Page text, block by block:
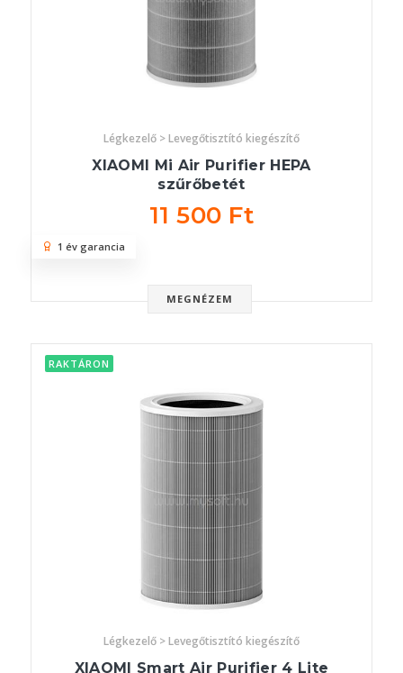
Légkezelő > Levegőtisztító kiegészítő
XIAOMI Mi Air Purifier HEPA
szűrőbetét
11 500 Ft
MEGNÉZEM
1 év garancia
RAKTÁRON
Légkezelő > Levegőtisztító kiegészítő
XIAOMI Smart Air Purifier 4 Lite